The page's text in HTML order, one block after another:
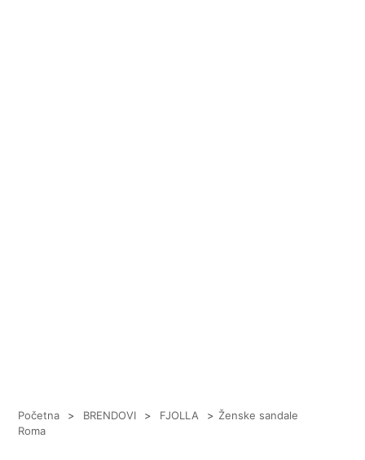
Početna > BRENDOVI > FJOLLA > Ženske sandale
Roma